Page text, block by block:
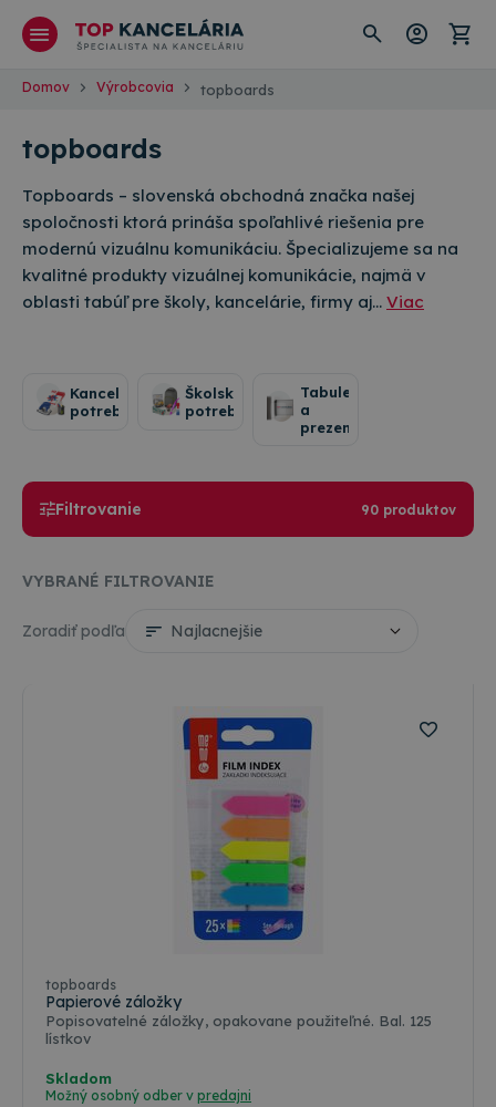
Domov Výrobcovia topboards
topboards
Topboards – slovenská obchodná značka našej
spoločnosti ktorá prináša spoľahlivé riešenia pre
modernú vizuálnu komunikáciu. Špecializujeme sa na
kvalitné produkty vizuálnej komunikácie, najmä v
oblasti tabúľ pre školy, kancelárie, firmy aj… Viac
Kancelárske
potreby
Školské
potreby
Tabule
a
prezentácia
VYBRANÉ FILTROVANIE
Filtrovanie 90 produktov
Zoradiť podľa
topboards
Papierové záložky
Popisovatelné záložky, opakovane použiteľné. Bal. 125
lístkov
Skladom
Možný osobný odber v predajni